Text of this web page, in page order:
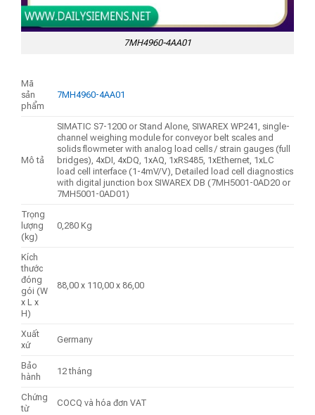
7MH4960-4AA01
Mã
sản
phẩm
7MH4960-4AA01
Mô tả
SIMATIC S7-1200 or Stand Alone, SIWAREX WP241, single-
channel weighing module for conveyor belt scales and
solids flowmeter with analog load cells / strain gauges (full
bridges), 4xDI, 4xDQ, 1xAQ, 1xRS485, 1xEthernet, 1xLC
load cell interface (1-4mV/V), Detailed load cell diagnostics
with digital junction box SIWAREX DB (7MH5001-0AD20 or
7MH5001-0AD01)
Trọng
lượng
(kg)
0,280 Kg
Kích
thước
đóng
gói (W
x L x
H)
88,00 x 110,00 x 86,00
Xuất
xứ
Germany
Bảo
hành
12 tháng
Chứng
từ
COCQ và hóa đơn VAT